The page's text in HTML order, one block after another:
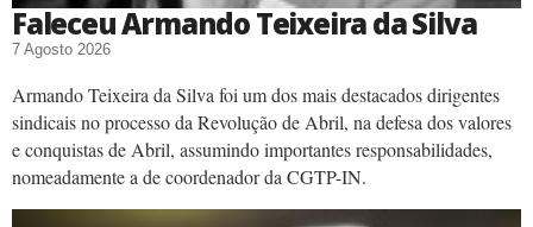
Faleceu Armando Teixeira da Silva
7 Agosto 2026
Armando Teixeira da Silva foi um dos mais destacados dirigentes
sindicais no processo da Revolução de Abril, na defesa dos valores
e conquistas de Abril, assumindo importantes responsabilidades,
nomeadamente a de coordenador da CGTP-IN.